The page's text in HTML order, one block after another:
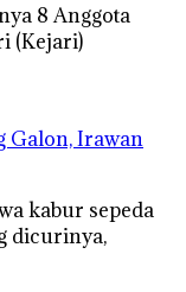
8 Anggota
(Kejari)
Galon, Irawan
kabur sepeda
dicurinya,